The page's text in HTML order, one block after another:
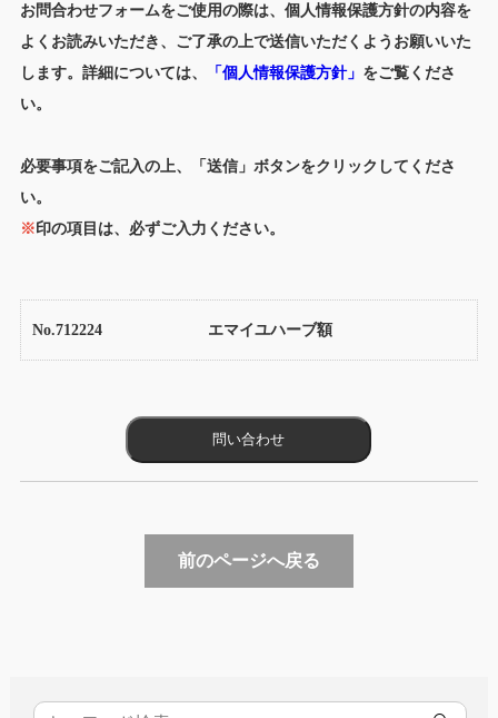
お問合わせフォームをご使用の際は、個人情報保護方針の内容を
よくお読みいただき、ご了承の上で送信いただくようお願いいた
します。詳細については、
「個人情報保護方針」 をご覧くださ
い。
必要事項をご記入の上、「送信」ボタンをクリックしてくださ
い。
※印の項目は、必ずご入力ください。
No.712224 エマイユハーブ額
前のページへ戻る